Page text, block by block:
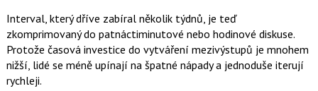
Interval, který dříve zabíral několik týdnů, je teď
zkomprimovaný do patnáctiminutové nebo hodinové diskuse.
Protože časová investice do vytváření mezivýstupů je mnohem
nižší, lidé se méně upínají na špatné nápady a jednoduše iterují
rychleji.